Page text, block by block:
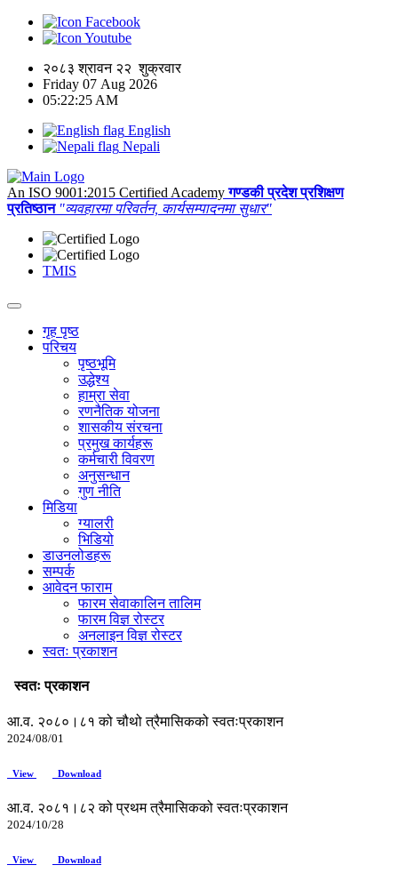
Facebook
Youtube
२०८३ श्रावन २२ शुक्रवार
Friday 07 Aug 2026
05:22:25 AM
English
Nepali
An ISO 9001:2015 Certified Academy गण्डकी प्रदेश प्रशिक्षण
प्रतिष्ठान "व्यवहारमा परिवर्तन, कार्यसम्पादनमा सुधार"
TMIS
गृह पृष्ठ
परिचय
पृष्ठभूमि
उद्धेश्य
हाम्रा सेवा
रणनैतिक योजना
शासकीय संरचना
प्रमुख कार्यहरू
कर्मचारी विवरण
अनुसन्धान
गुण नीति
मिडिया
ग्यालरी
भिडियो
डाउनलोडहरू
सम्पर्क
आवेदन फाराम
फारम सेवाकालिन तालिम
फारम विज्ञ रोस्टर
अनलाइन विज्ञ रोस्टर
स्वतः प्रकाशन
स्वतः प्रकाशन
आ.व. २०८०।८१ को चौथो त्रैमासिकको स्वतःप्रकाशन
2024/08/01
View Download
आ.व. २०८१।८२ को प्रथम त्रैमासिकको स्वतःप्रकाशन
2024/10/28
View Download